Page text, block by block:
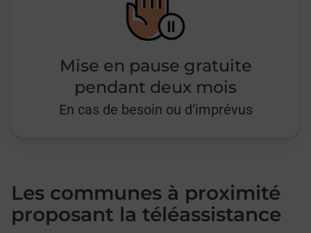
Mise en pause gratuite
pendant deux mois
En cas de besoin ou d’imprévus
Les communes à proximité
proposant la téléassistance